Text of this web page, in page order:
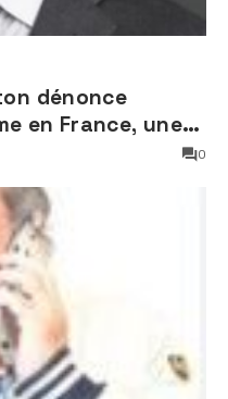
dénonce
en France, une
0